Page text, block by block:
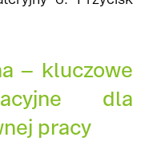
– kluczowe
dla
pracy